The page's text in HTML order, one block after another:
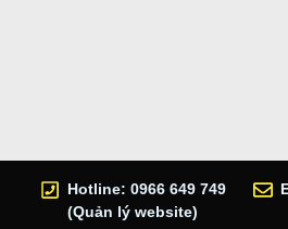
Hotline: 0966 649 749
(Quản lý website)